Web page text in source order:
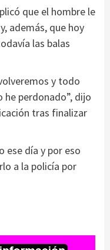
que el hombre le
además, que hoy
las balas
y todo
he perdonado”, dijo
tras finalizar
ese día y por eso
a la policía por